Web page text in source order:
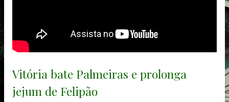
Vitória bate Palmeiras e prolonga
jejum de Felipão